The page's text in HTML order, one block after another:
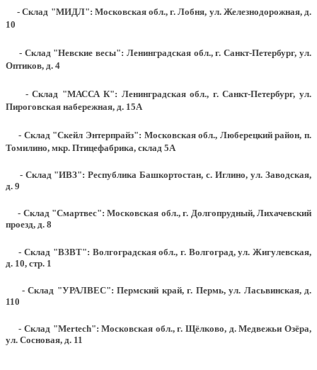
- Склад "МИДЛ": Московская обл., г. Лобня, ул. Железнодорожная, д.
10
- Склад "Невские весы": Ленинградская обл., г. Санкт-Петербург, ул.
Оптиков, д. 4
- Склад "МАССА К": Ленинградская обл., г. Санкт-Петербург, ул.
Пироговская набережная, д. 15А
- Склад "Скейл Энтерпрайз": Московская обл., Люберецкий район, п.
Томилино, мкр. Птицефабрика, склад 5А
- Склад "ИВЗ": Республика Башкортостан, с. Иглино, ул. Заводская,
д. 9
- Склад "Смартвес":Московская обл., г. Долгопрудный, Лихачевский
проезд, д. 8
- Склад "ВЗВТ": Волгоградская обл., г. Волгоград, ул. Жигулевская,
д. 10, стр. 1
- Склад "УРАЛВЕС": Пермский край, г. Пермь, ул. Ласьвинская, д.
110
- Склад "Mertech": Московская обл., г. Щёлково, д. Медвежьи Озёра,
ул. Сосновая, д. 11